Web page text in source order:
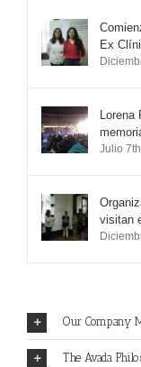
Ex
Lorena
Julio
visitan
Our Company
The Avada